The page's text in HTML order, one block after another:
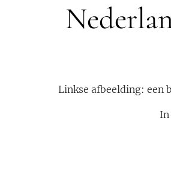
Linkse afbeelding: een
In